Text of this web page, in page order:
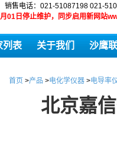
销售电话：021-51087198 021-
01日停止维护，同步启用新网站
列表 关于我们 沙鹰
首页 >产品 >电化学仪器 >电导率
北京嘉